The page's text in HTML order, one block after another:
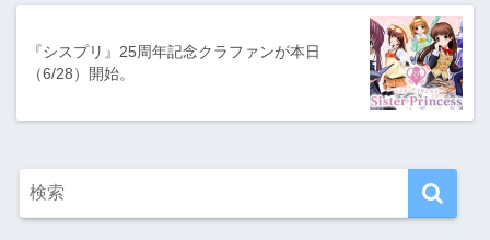
『シスプリ』25周年記念クラファンが本日
（6/28）開始。